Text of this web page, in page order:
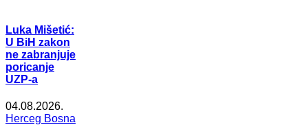
Luka Mišetić:
U BiH zakon
ne zabranjuje
poricanje
UZP-a
04.08.2026.
Herceg Bosna